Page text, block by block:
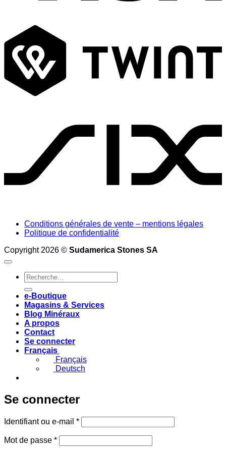
Conditions générales de vente – mentions légales
Politique de confidentialité
Copyright 2026 © Sudamerica Stones SA
Recherche
pour :
e-Boutique
Magasins & Services
Blog Minéraux
A propos
Contact
Se connecter
Français
Français
Deutsch
Se connecter
Identifiant ou e-mail *Obligatoire
Mot de passe *Obligatoire